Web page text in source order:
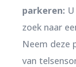
parkeren:
zoek naar
Neem deze
van